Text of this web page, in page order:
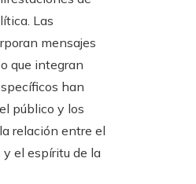
Las
mensajes
que integran
han
público y los
relación entre el
y el espíritu de la